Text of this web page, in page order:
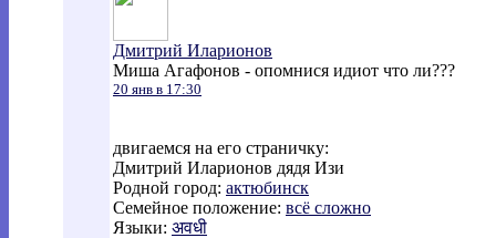
Дмитрий Иларионов
Миша Агафонов - опомнися идиот что ли???
20 янв в 17:30
двигаемся на его страничку:
Дмитрий Иларионов дядя Изи
Родной город: актюбинск
Семейное положение: всё сложно
Языки: अवधी